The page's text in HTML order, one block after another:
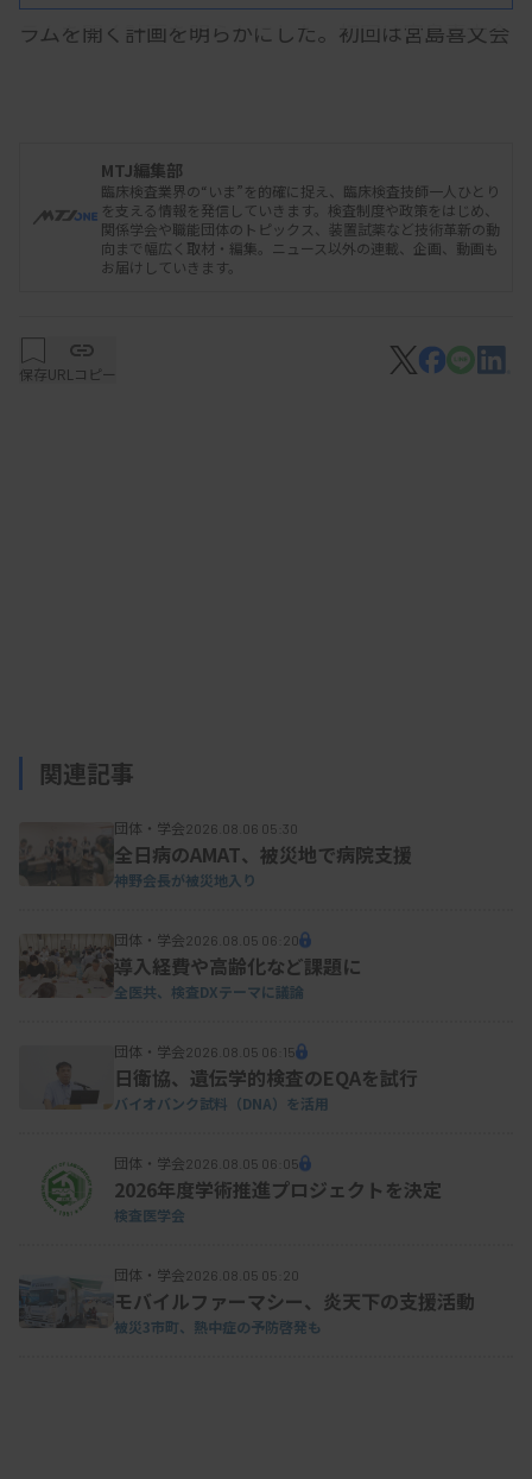
ラムを開く計画を明らかにした。初回は宮島喜文会
益田氏は医療フォーラムについて「検査技師がど
のような医療の未来を考えているかを（国民に）伝
成研修会は、2022年度から5年間にわたる第2期の2
修を開催した。受講生が中心となり、都道府県版の
リーダー育成研修会も開かれている。
また都道府県技師会の新任会長・副会長を対象と
修会は、日臨技主催の中央開催とし、日臨技と都道
府県技師会との間で考え方や協力体制を確認する。
「これらの研修会を通して、系統的に人材育成・
MTJ編集部
臨床検査業界の“いま”を的確に捉え、臨床検査技師一人ひとり
を支える情報を発信していきます。検査制度や政策をはじめ、
関係学会や職能団体のトピックス、装置試薬など技術革新の動
向まで幅広く取材・編集。ニュース以外の連載、企画、動画も
お届けしていきます。
保存URLコピー
関連記事
団体・学会2026.08.06 05:30
全日病のAMAT、被災地で病院支援
神野会長が被災地入り
団体・学会2026.08.05 06:20
導入経費や高齢化など課題に
全医共、検査DXテーマに議論
団体・学会2026.08.05 06:15
日衛協、遺伝学的検査のEQAを試行
バイオバンク試料（DNA）を活用
団体・学会2026.08.05 06:05
2026年度学術推進プロジェクトを決定
検査医学会
団体・学会2026.08.05 05:20
モバイルファーマシー、炎天下の支援活動
被災3市町、熱中症の予防啓発も